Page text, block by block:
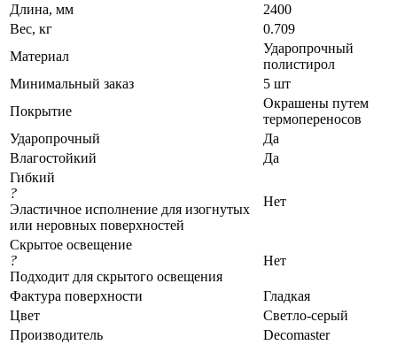
Длина, мм
2400
Вес, кг
0.709
Материал
Ударопрочный
полистирол
Минимальный заказ
5 шт
Покрытие
Окрашены путем
термопереносов
Ударопрочный
Да
Влагостойкий
Да
Гибкий
?
Эластичное исполнение для изогнутых
или неровных поверхностей
Нет
Скрытое освещение
?
Подходит для скрытого освещения
Нет
Фактура поверхности
Гладкая
Цвет
Светло-серый
Производитель
Decomaster